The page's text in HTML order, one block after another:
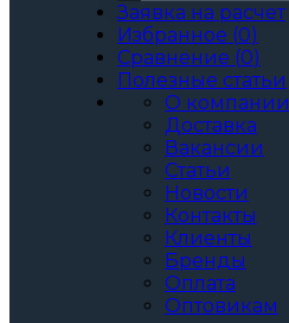
Заявка на расчет
Избранное (0)
Сравнение (0)
Полезные статьи
О компании
Доставка
Вакансии
Статьи
Новости
Контакты
Клиенты
Бренды
Оплата
Оптовикам